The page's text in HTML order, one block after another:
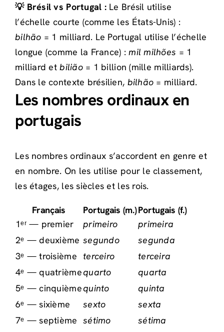
💡 Brésil vs Portugal :Le Brésil utilise
l’échelle courte (comme les États-Unis) :
bilhão = 1 milliard. Le Portugal utilise l’échelle
longue (comme la France) :mil milhões = 1
milliard etbilião= 1 billion (mille milliards).
Dans le contexte brésilien, bilhão = milliard.
Les nombres ordinaux en
portugais
Les nombres ordinaux s’accordent en genre et
en nombre. On les utilise pour le classement,
les étages, les siècles et les rois.
Français Portugais (m.)Portugais (f.)
1ᵉʳ — premier
primeiro
primeira
2ᵉ — deuxième segundo
segunda
3ᵉ — troisième terceiro
terceira
4ᵉ — quatrièmequarto
quarta
5ᵉ — cinquièmequinto
quinta
6ᵉ — sixième
sexto
sexta
7ᵉ — septième sétimo
sétima